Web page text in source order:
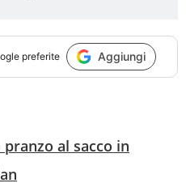
preferite Aggiungi
al sacco in